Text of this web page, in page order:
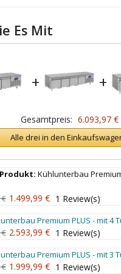
Es Mit
+ +
Gesamtpreis: 6.093,97 €
Alle drei in den
Kühlunterbau
€ 1.499,99 € 1 Review(s)
Premium PLUS - mit 4
€ 2.593,99 € 1 Review(s)
Premium PLUS - mit 3
€ 1.999,99 € 1 Review(s)